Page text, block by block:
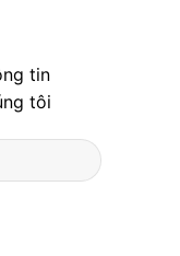
tin
tôi